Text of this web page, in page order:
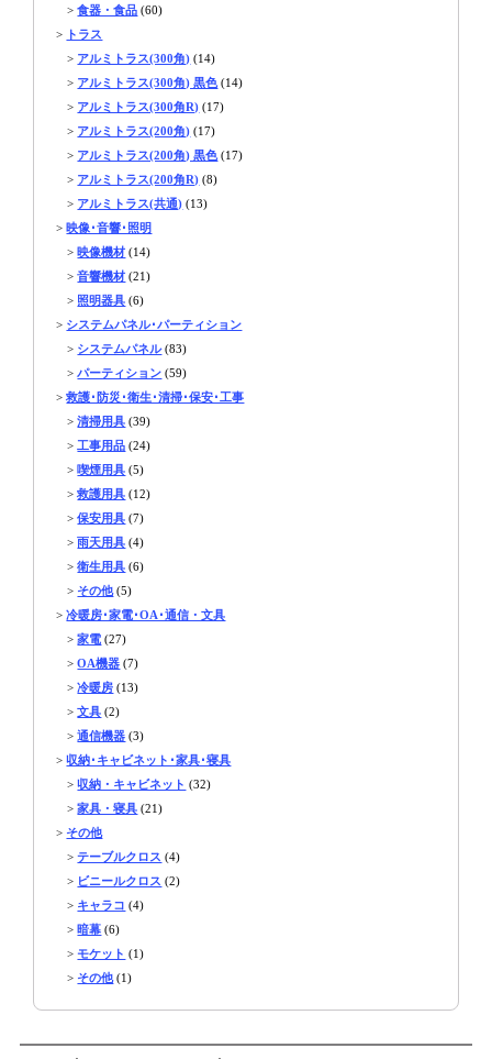
>食器・食品 (60)
> トラス
> アルミトラス(300角) (14)
> アルミトラス(300角) 黒色 (14)
> アルミトラス(300角R) (17)
> アルミトラス(200角) (17)
> アルミトラス(200角) 黒色 (17)
> アルミトラス(200角R) (8)
> アルミトラス(共通) (13)
>映像･音響･照明
>映像機材 (14)
>音響機材 (21)
> 照明器具 (6)
> システムパネル･パーティション
> システムパネル(83)
>パーティション (59)
>救護･防災･衛生･清掃･保安･工事
>清掃用具 (39)
> 工事用品 (24)
>喫煙用具 (5)
>救護用具 (12)
>保安用具 (7)
>雨天用具 (4)
>衛生用具 (6)
> その他(5)
>冷暖房･家電･OA･通信・文具
>家電 (27)
>OA機器 (7)
>冷暖房 (13)
>文具 (2)
>通信機器 (3)
>収納･キャビネット･家具･寝具
>収納・キャビネット (32)
>家具・寝具 (21)
> その他
>テーブルクロス (4)
> ビニールクロス (2)
> キャラコ (4)
>暗幕 (6)
>モケット (1)
> その他(1)